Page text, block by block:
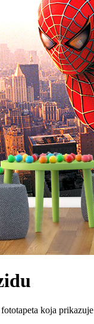
koja